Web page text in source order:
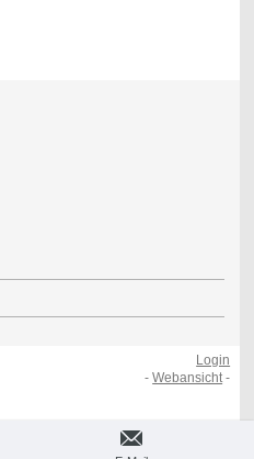
Login
-Webansicht -